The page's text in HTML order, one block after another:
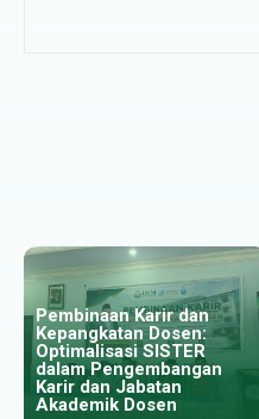
Pembinaan Karir dan
Kepangkatan Dosen:
Optimalisasi SISTER
dalam Pengembangan
Karir dan Jabatan
Akademik Dosen
Ilmiah
Hima Prodi
PAI
Selenggaraka
n Short
Course
Penulisan
Karya Tulis
Ilmiah
Bereputasi